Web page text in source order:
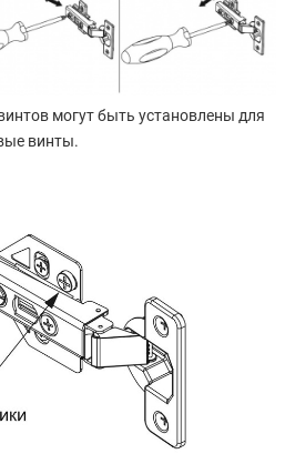
могут быть установлены для
винты.